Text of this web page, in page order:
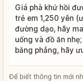
Giá phà khứ hồi
trẻ em 1,250 yên
đường dạo, hãy
uống và đồ ăn
bằng phẳng, hãy
Để biết thông tin mới